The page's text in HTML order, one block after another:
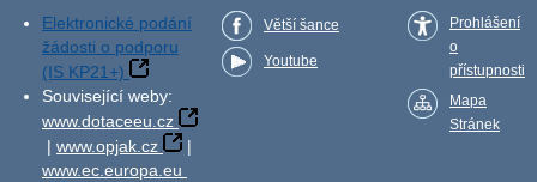
Elektronické podání
žádosti o podporu
(IS KP21+)
Související weby:
www.dotaceeu.cz
| www.opjak.cz
|
www.ec.europa.eu
Větší šance
Youtube
Prohlášení
o
přístupnosti
Mapa
Stránek